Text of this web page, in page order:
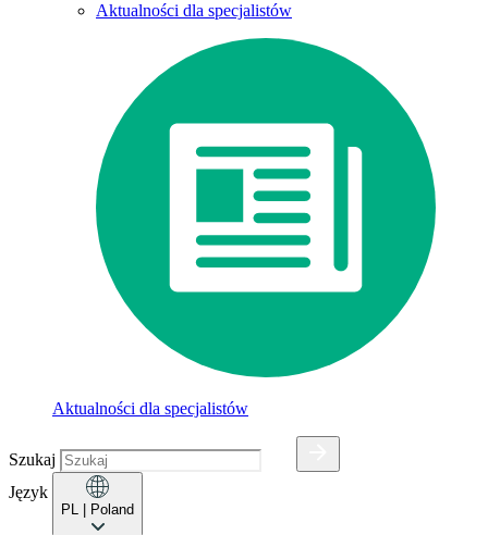
Aktualności dla specjalistów
Aktualności dla specjalistów
Szukaj
Język
PL | Poland